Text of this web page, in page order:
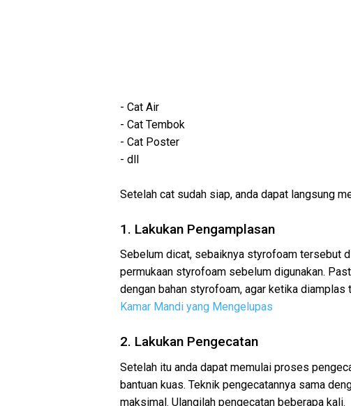
- Cat Air
- Cat Tembok
- Cat Poster
- dll
Setelah cat sudah siap, anda dapat langsung
1. Lakukan Pengamplasan
Sebelum dicat, sebaiknya styrofoam tersebut
permukaan styrofoam sebelum digunakan.
dengan bahan styrofoam, agar ketika diamplas
Kamar Mandi yang Mengelupas
2. Lakukan Pengecatan
Setelah itu anda dapat memulai proses
bantuan kuas. Teknik pengecatannya sama
maksimal. Ulangilah pengecatan beberapa kali.